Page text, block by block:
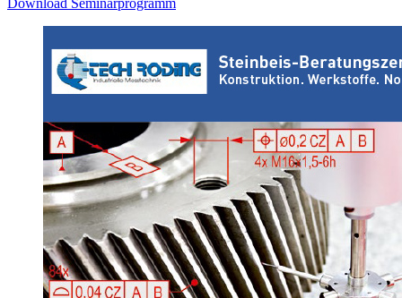
Download Seminarprogramm